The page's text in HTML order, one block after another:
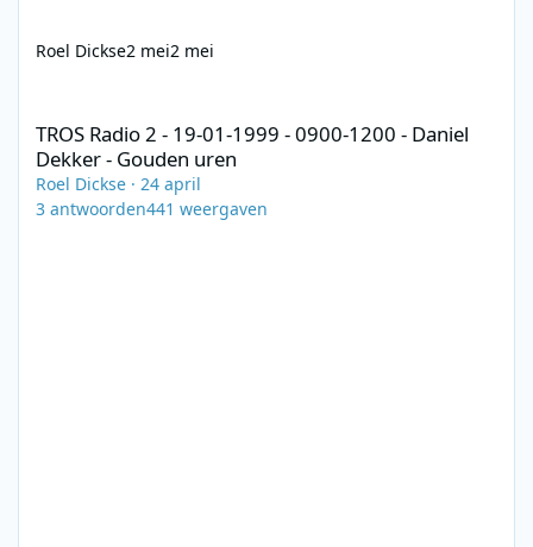
Roel Dickse2 mei2 mei
TROS Radio 2 - 19-01-1999 - 0900-1200 - Daniel
Dekker - Gouden uren
Roel Dickse · 24 april
3 antwoorden441 weergaven